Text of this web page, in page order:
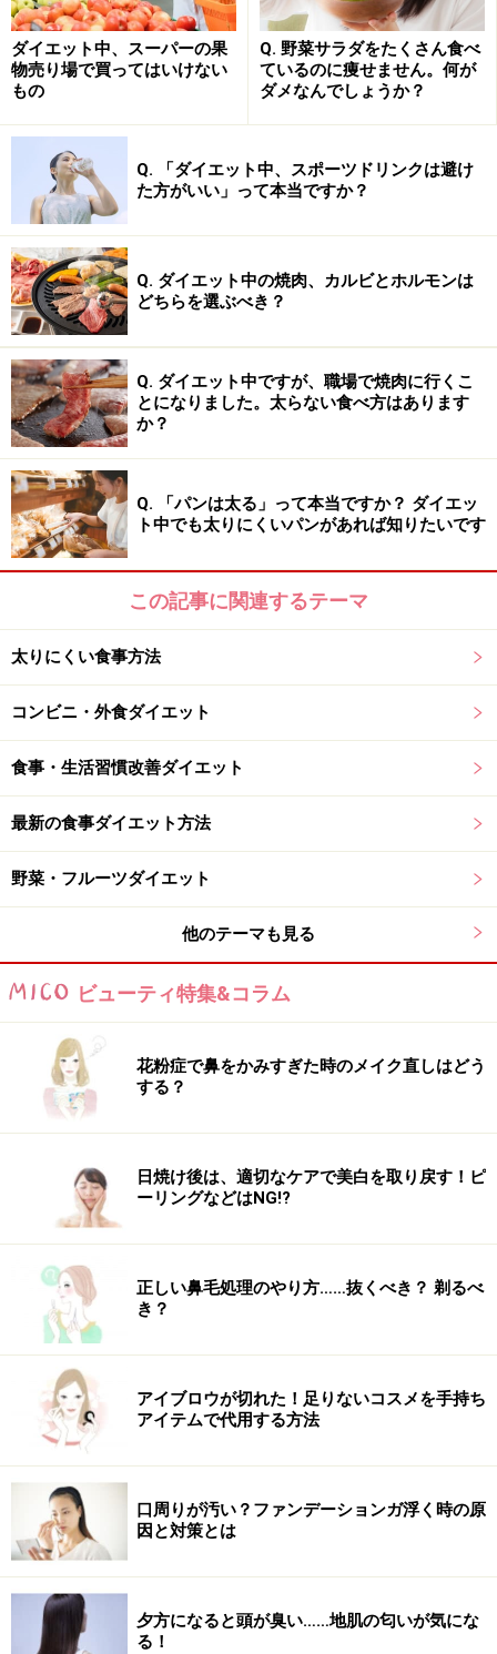
ン」です。
そしてヒスチジンはまぐろ、かつお、ぶり、さば、さん
取することで脳内ヒスタミンを増やせることが分かって
います。
■良い点
特別に準備すべきものがない。
科学的に効果が実証済み。
手軽に行える。
副次的に健康面の良い効果がいろいろ期待できる。
■悪い点
時間がかかる。
食事時間を長く取れない時など状況によってはできない
最初慣れるまで努力が必要。
継続は力なり、です。まずは1週間しっかり続けてみま
写真1はイメージ画像です。（Photo by 足成
bit.ly/VuRL9v)
写真2はヒスチジンが豊富に含まれる「ぶりの塩焼き」
です。
※データは記事公開時点のものです。
※記事内容は執筆時点のものです。最新の内容をご確認くださ
※ダイエットは個人の体質、また、誤った方法による実践に起因
して体調不良を引き起こす場合があります。実践の際には、必ず
自身の体質及び健康状態を十分に考慮したうえで、正しい方法で
おこなってください。また、全ての方への有効性を保証するもの
ではありません。
【編集部おすすめの購入サイト】
Amazonでダイエット関連の書籍をチェック！
楽天市場で人気のダイエット用品をチェック！
ダイエット中、スーパーの果
物売り場で買ってはいけない
もの
Q. 野菜サラダをたくさん食べ
ているのに痩せません。何が
ダメなんでしょうか？
Q. 「ダイエット中、スポーツドリンクは避け
た方がいい」って本当ですか？
Q. ダイエット中の焼肉、カルビとホルモンは
どちらを選ぶべき？
Q. ダイエット中ですが、職場で焼肉に行くこ
とになりました。太らない食べ方はあります
か？
Q. 「パンは太る」って本当ですか？ ダイエッ
ト中でも太りにくいパンがあれば知りたいです
この記事に関連するテーマ
太りにくい食事方法
コンビニ・外食ダイエット
食事・生活習慣改善ダイエット
最新の食事ダイエット方法
野菜・フルーツダイエット
他のテーマも見る
ビューティ特集&コラム
花粉症で鼻をかみすぎた時のメイク直しはどう
する？
日焼け後は、適切なケアで美白を取り戻す！ピ
ーリングなどはNG!?
正しい鼻毛処理のやり方……抜くべき？ 剃るべ
き？
アイブロウが切れた！足りないコスメを手持ち
アイテムで代用する方法
口周りが汚い？ファンデーションガ浮く時の原
因と対策とは
夕方になると頭が臭い……地肌の匂いが気にな
る！